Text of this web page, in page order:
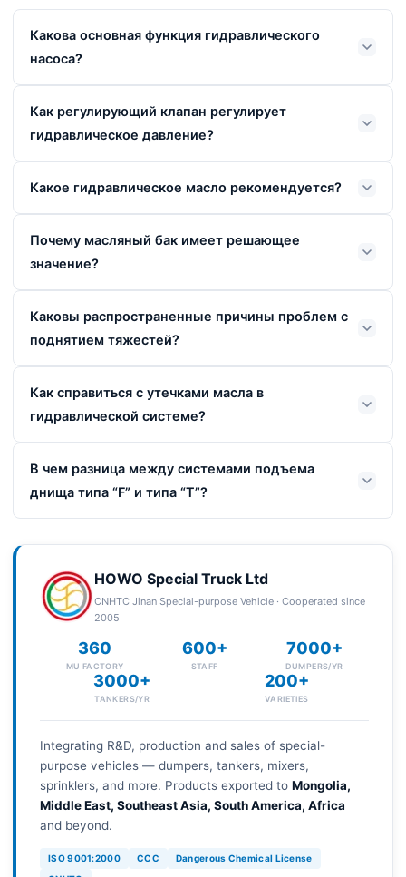
Какова основная функция гидравлического
насоса?
Как регулирующий клапан регулирует
гидравлическое давление?
Какое гидравлическое масло рекомендуется?
Почему масляный бак имеет решающее
значение?
Каковы распространенные причины проблем с
поднятием тяжестей?
Как справиться с утечками масла в
гидравлической системе?
В чем разница между системами подъема
днища типа “F” и типа “T”?
HOWO Special Truck Ltd
CNHTC Jinan Special-purpose Vehicle · Cooperated since
2005
360
MU FACTORY
600+
STAFF
7000+
DUMPERS/YR
3000+
TANKERS/YR
200+
VARIETIES
Integrating R&D, production and sales of special-
purpose vehicles — dumpers, tankers, mixers,
sprinklers, and more. Products exported to Mongolia,
Middle East, Southeast Asia, South America, Africa
and beyond.
ISO 9001:2000 CCC
Dangerous Chemical License